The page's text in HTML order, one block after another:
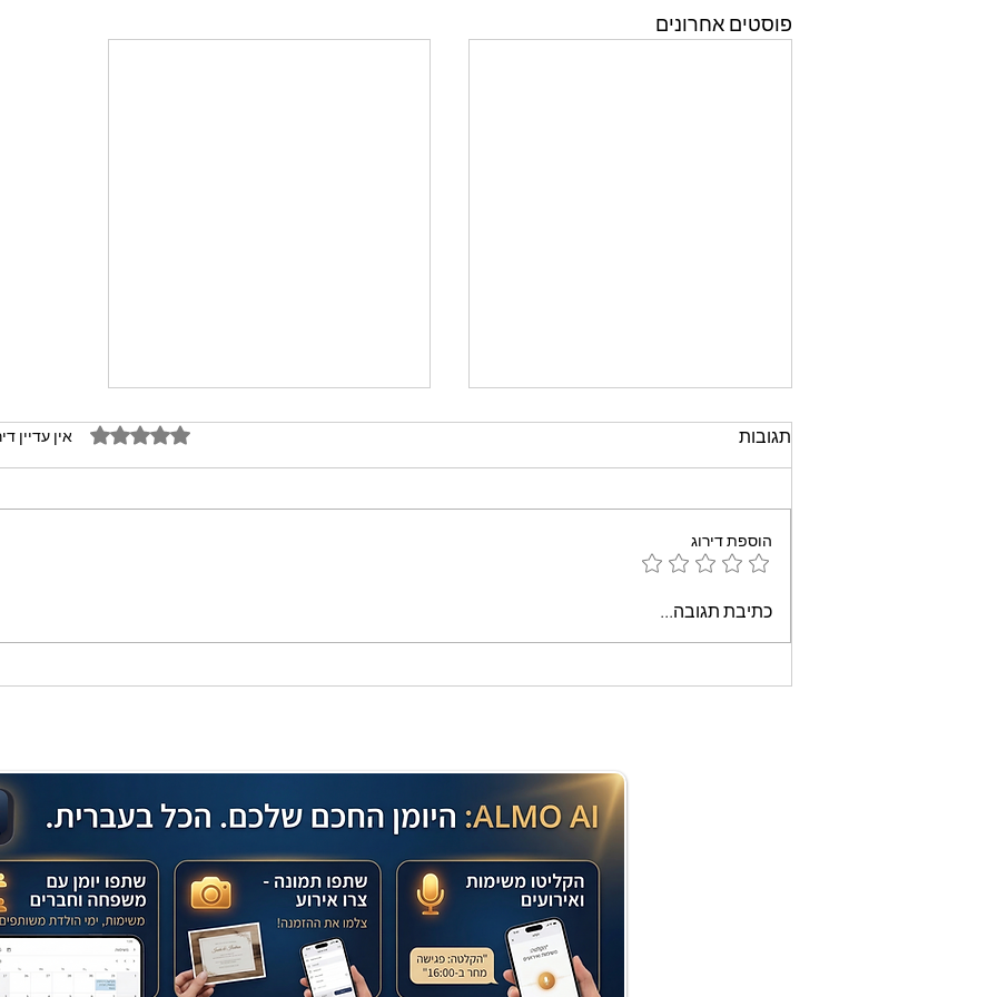
פוסטים אחרונים
עוגת שוקולד קלה וממכרת
תגובות דירוג של 0 מתוך 5 כוכבים אין עדיין
הוספת דירוג
כתיבת תגובה...